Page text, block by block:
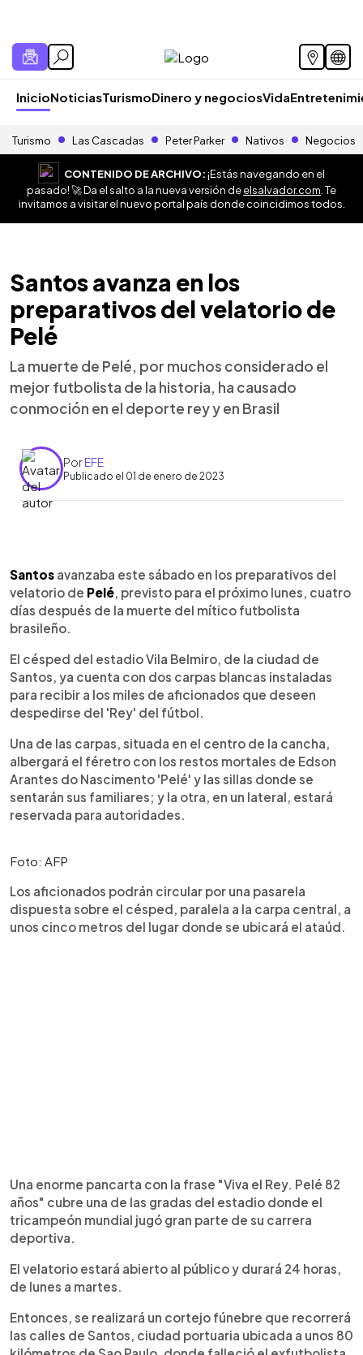
InicioNoticiasTurismoDinero y negociosVida
Turismo Las Cascadas Peter Parker Nativos Negocios
CONTENIDO DE ARCHIVO:¡Estás navegando en el
pasado! 🚀 Da el salto a la nueva versión deelsalvador.com . Te
invitamos a visitar el nuevo portal país donde coincidimos todos.
Santos avanza en los
preparativos del velatorio de
Pelé
La muerte de Pelé, por muchos considerado el
mejor futbolista de la historia, ha causado
conmoción en el deporte rey y en Brasil
PorEFE
Publicado el 01 de enero de 2023
Escuchar artículo
Santos avanzaba este sábado en los preparativos del
velatorio de Pelé, previsto para el próximo lunes, cuatro
días después de la muerte del mítico futbolista
brasileño.
El césped del estadio Vila Belmiro, de la ciudad de
Santos, ya cuenta con dos carpas blancas instaladas
para recibir a los miles de aficionados que deseen
despedirse del 'Rey' del fútbol.
Una de las carpas, situada en el centro de la cancha,
albergará el féretro con los restos mortales de Edson
Arantes do Nascimento 'Pelé' y las sillas donde se
sentarán sus familiares; y la otra, en un lateral, estará
reservada para autoridades.
Foto: AFP
Los aficionados podrán circular por una pasarela
dispuesta sobre el césped, paralela a la carpa central, a
unos cinco metros del lugar donde se ubicará el ataúd.
Una enorme pancarta con la frase "Viva el Rey. Pelé 82
años" cubre una de las gradas del estadio donde el
tricampeón mundial jugó gran parte de su carrera
deportiva.
El velatorio estará abierto al público y durará 24 horas,
de lunes a martes.
Entonces, se realizará un cortejo fúnebre que recorrerá
las calles de Santos, ciudad portuaria ubicada a unos 80